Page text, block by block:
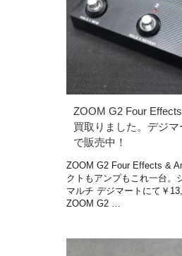
ZOOM G2 Four
買取りました。デジ
で販売中！
ZOOM G2 Four Effects &
クトもアンプもこれ一台。
マルチ デジマートにて￥
ZOOM G2 …